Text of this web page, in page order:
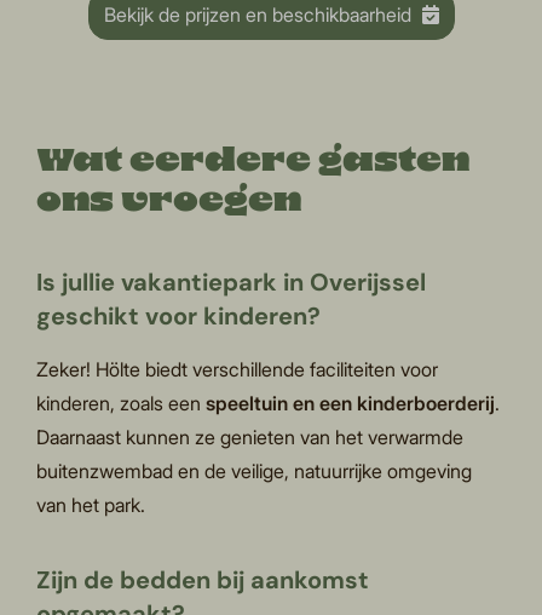
Bekijk de prijzen en beschikbaarheid
Wat eerdere gasten
ons vroegen
Is jullie vakantiepark in Overijssel
geschikt voor kinderen?
Zeker! Hölte biedt verschillende faciliteiten voor
kinderen, zoals eenspeeltuin en een kinderboerderij.
Daarnaast kunnen ze genieten van het verwarmde
buitenzwembad en de veilige, natuurrijke omgeving
van het park.
Zijn de bedden bij aankomst